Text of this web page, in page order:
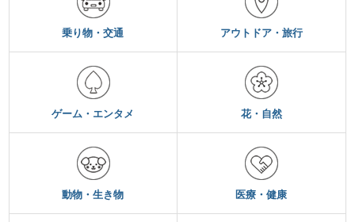
乗り物・交通 アウトドア・旅行
ゲーム・エンタメ 花・自然
動物・生き物 医療・健康